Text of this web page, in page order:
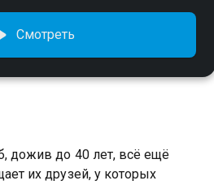
Смотреть
дожив до 40 лет, всё ещё
их друзей, у которых